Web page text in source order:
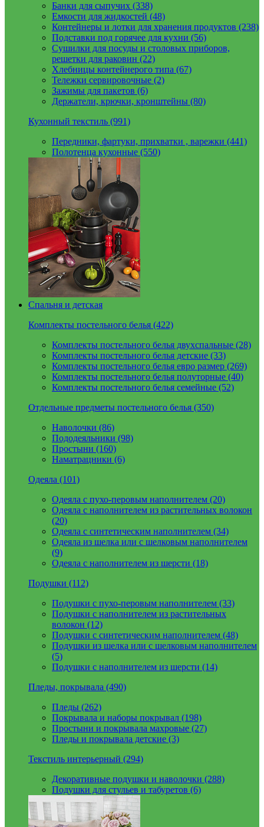
Банки для сыпучих (338)
Емкости для жидкостей (48)
Контейнеры и лотки для хранения продуктов (238)
Подставки под горячее для кухни (56)
Сушилки для посуды и столовых приборов,
решетки для раковин (22)
Хлебницы контейнерого типа (67)
Тележки сервировочные (2)
Зажимы для пакетов (6)
Держатели, крючки, кронштейны (80)
Кухонный текстиль (991)
Передники, фартуки, прихватки , варежки (441)
Полотенца кухонные (550)
Спальня и детская
Комплекты постельного белья (422)
Комплекты постельного белья двухспальные (28)
Комплекты постельного белья детские (33)
Комплекты постельного белья евро размер (269)
Комплекты постельного белья полуторные (40)
Комплекты постельного белья семейные (52)
Отдельные предметы постельного белья (350)
Наволочки (86)
Пододеяльники (98)
Простыни (160)
Наматрацники (6)
Одеяла (101)
Одеяла с пухо-перовым наполнителем (20)
Одеяла с наполнителем из растительных волокон
(20)
Одеяла с синтетическим наполнителем (34)
Одеяла из шелка или с шелковым наполнителем
(9)
Одеяла с наполнителем из шерсти (18)
Подушки (112)
Подушки с пухо-перовым наполнителем (33)
Подушки с наполнителем из растительных
волокон (12)
Подушки с синтетическим наполнителем (48)
Подушки из шелка или с шелковым наполнителем
(5)
Подушки с наполнителем из шерсти (14)
Пледы, покрывала (490)
Пледы (262)
Покрывала и наборы покрывал (198)
Простыни и покрывала махровые (27)
Пледы и покрывала детские (3)
Текстиль интерьерный (294)
Декоративные подушки и наволочки (288)
Подушки для стульев и табуретов (6)